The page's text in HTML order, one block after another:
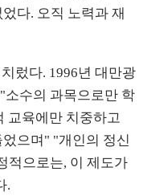
다. 오직 노력과 재
렀다. 1996년 대만광
소수의 과목으로만 학
교육에만 치중하고
으며" "개인의 정신
적으로는, 이 제도가
.